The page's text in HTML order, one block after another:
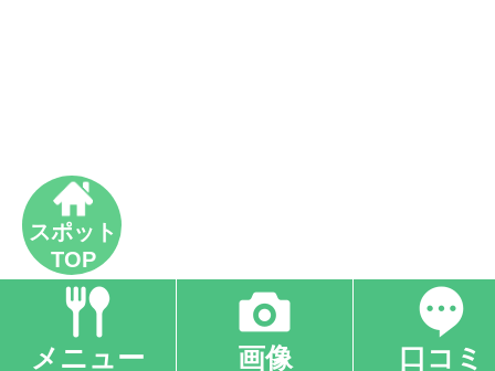
メニュー 画像 口コミ
スポット
TOP